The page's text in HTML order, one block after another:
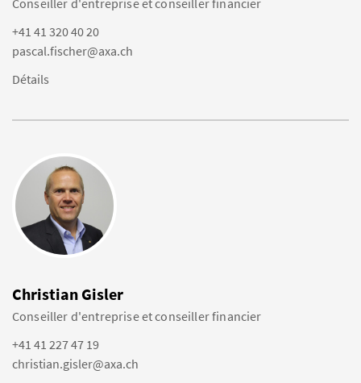
Conseiller d'entreprise et conseiller financier
+41 41 320 40 20
pascal.fischer@axa.ch
Détails
Christian Gisler
Conseiller d'entreprise et conseiller financier
+41 41 227 47 19
christian.gisler@axa.ch